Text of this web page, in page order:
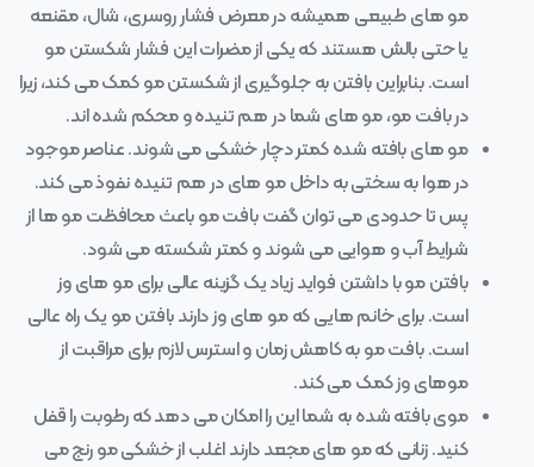
مو های طبیعی همیشه در معرض فشار روسری، شال، مقنعه
یا حتی بالش هستند که یکی از مضرات این فشار شکستن مو
است. بنابراین بافتن به جلوگیری از شکستن مو کمک می کند، زیرا
در بافت مو، مو های شما در هم تنیده و محکم شده اند.
مو های بافته شده کمتر دچار خشکی می شوند. عناصر موجود
در هوا به سختی به داخل مو های در هم تنیده نفوذ می کند.
پس تا حدودی می توان گفت بافت مو باعث محافظت مو ها از
شرایط آب و هوایی می شوند و کمتر شکسته می شود.
بافتن مو با داشتن فواید زیاد یک گزینه عالی برای مو های وز
است. برای خانم هایی که مو های وز دارند بافتن مو یک راه عالی
است. بافت مو به کاهش زمان و استرس لازم برای مراقبت از
موهای وز کمک می کند.
موی بافته شده به شما این را امکان می دهد که رطوبت را قفل
کنید. زنانی که مو های مجعد دارند اغلب از خشکی مو رنج می